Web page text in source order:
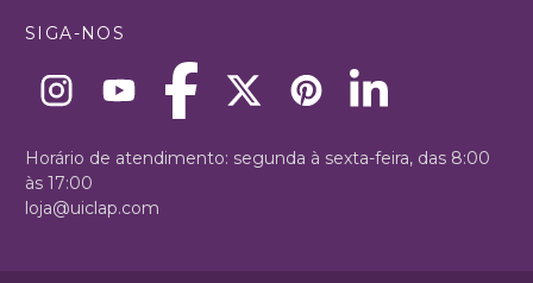
SIGA-NOS
Horário de atendimento: segunda à sexta-feira, das 8:00
às 17:00
loja@uiclap.com